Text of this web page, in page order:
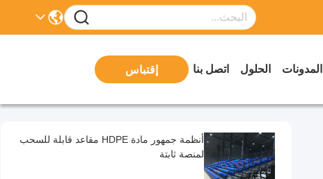
المدونات الحلول اتصل بنا إقتباس
أنظمة جمهور مادة HDPE مقاعد قابلة للسحب
لمنصة ثابتة